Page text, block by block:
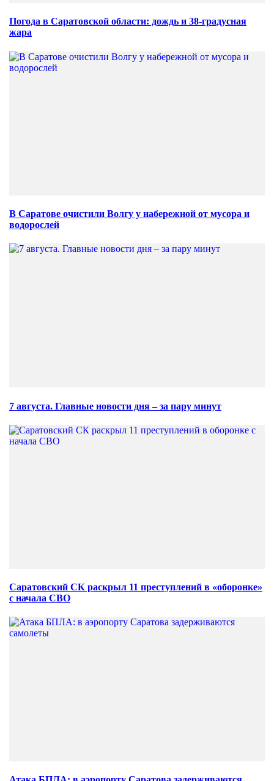
Погода в Саратовской области: дождь и 38-градусная
жара
В Саратове очистили Волгу у набережной от мусора и
водорослей
7 августа. Главные новости дня – за пару минут
Саратовский СК раскрыл 11 преступлений в «оборонке»
с начала СВО